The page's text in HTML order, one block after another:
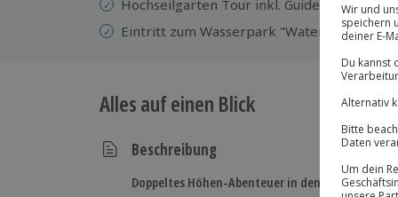
Hochseilgarten Tour inkl. Guide mit
Eintritt zum Wasserpark "Water AREA 47"
Alles auf einen Blick
Beschreibung
Doppeltes Höhen-Abenteuer in den Ötztaler